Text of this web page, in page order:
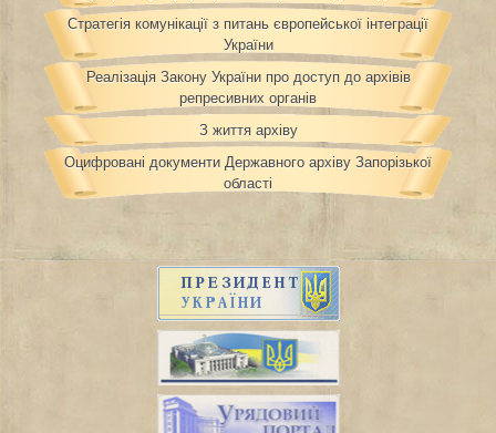
Стратегія комунікації з питань європейської інтеграції
України
Реалізація Закону України про доступ до архівів
репресивних органів
З життя архіву
Оцифровані документи Державного архіву Запорізької
області